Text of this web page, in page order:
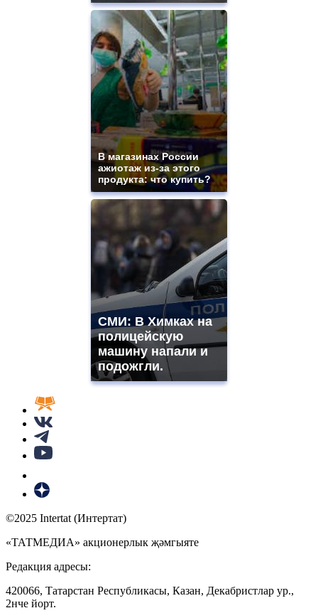
В магазинах России
ажиотаж из-за этого
продукта: что купить?
СМИ: В Химках на
полицейскую
машину напали и
подожгли.
©2025 Intertat (Интертат)
«ТАТМЕДИА» акционерлык җәмгыяте
Редакция адресы:
420066, Татарстан Республикасы, Казан, Декабристлар ур.,
2нче йорт.